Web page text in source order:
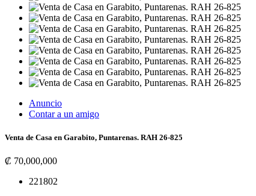
Anuncio
Contar a un amigo
Venta de Casa en Garabito, Puntarenas. RAH 26-825
₡ 70,000,000
221802